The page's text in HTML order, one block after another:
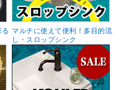
る マルチに使えて便利！多目的流
し・スロップシンク